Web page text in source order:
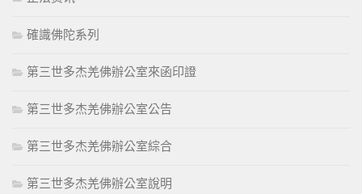
確識佛陀系列
第三世多杰羌佛辦公室來函印證
第三世多杰羌佛辦公室公告
第三世多杰羌佛辦公室綜合
第三世多杰羌佛辦公室說明